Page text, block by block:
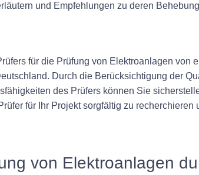
und Empfehlungen zu deren
für die Prüfung von Elektroanlagen
Durch die Berücksichtigung der
des Prüfers können Sie
für Ihr Projekt sorgfältig zu recherchieren
von Elektroanlagen